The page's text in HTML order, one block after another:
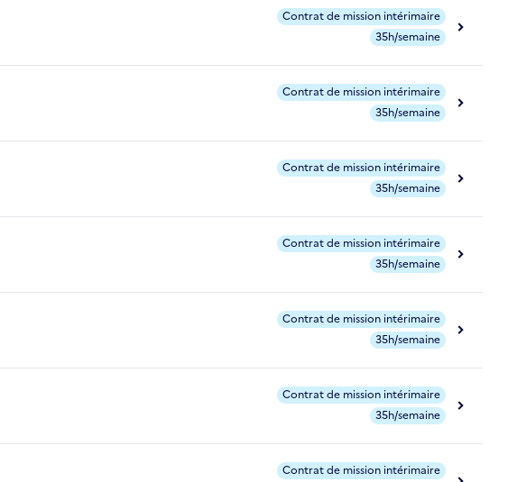
Contrat de mission intérimaire
35h/semaine
Contrat de mission intérimaire
35h/semaine
Contrat de mission intérimaire
35h/semaine
Contrat de mission intérimaire
35h/semaine
Contrat de mission intérimaire
35h/semaine
Contrat de mission intérimaire
35h/semaine
Contrat de mission intérimaire